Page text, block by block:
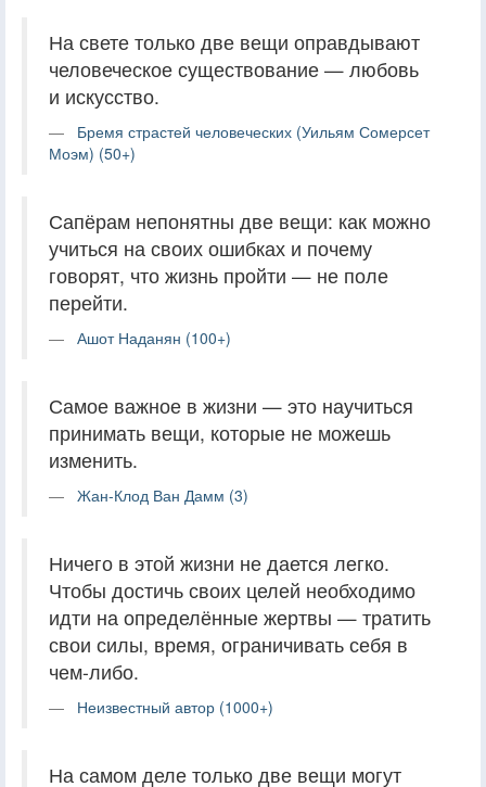
На свете только две вещи оправдывают
человеческое существование — любовь
и искусство.
Бремя страстей человеческих (Уильям Сомерсет
Моэм) (50+)
Сапёрам непонятны две вещи: как можно
учиться на своих ошибках и почему
говорят, что жизнь пройти — не поле
перейти.
Ашот Наданян (100+)
Самое важное в жизни — это научиться
принимать вещи, которые не можешь
изменить.
Жан-Клод Ван Дамм (3)
Ничего в этой жизни не дается легко.
Чтобы достичь своих целей необходимо
идти на определённые жертвы — тратить
свои силы, время, ограничивать себя в
чем-либо.
Неизвестный автор (1000+)
На самом деле только две вещи могут